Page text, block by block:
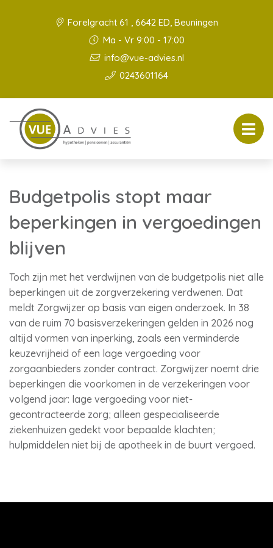
Forelgracht 61 , 6642 ED, Beuningen
Ma - Vr 9:00 - 17:00
info@vue-advies.nl
0243601164
Budgetpolis stopt maar
beperkingen in vergoedingen
blijven
Toch zijn met het verdwijnen van de budgetpolis niet alle
beperkingen uit de zorgverzekering verdwenen. Dat
meldt Zorgwijzer op basis van eigen onderzoek. In 38
van de ruim 70 basisverzekeringen gelden in 2026 nog
altijd vormen van inperking, zoals een verminderde
keuzevrijheid of een lage vergoeding voor
zorgaanbieders zonder contract. Zorgwijzer noemt drie
beperkingen die voorkomen in de verzekeringen voor
volgend jaar: lage vergoeding voor niet-
gecontracteerde zorg; alleen gespecialiseerde
ziekenhuizen gedekt voor bepaalde klachten;
hulpmiddelen niet bij de apotheek in de buurt vergoed.